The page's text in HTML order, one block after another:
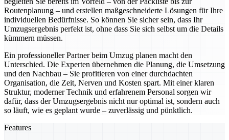
Routenplanung – und erstellen maßgeschneiderte Lösungen für Ihre
individuellen Bedürfnisse. So können Sie sicher sein, dass Ihr
Umzugsergebnis perfekt ist, ohne dass Sie sich selbst um die Details
kümmern müssen.
Ein professioneller Partner beim Umzug planen macht den
Unterschied. Die Experten übernehmen die Planung, die Umsetzung
und den Nachbau – Sie profitieren von einer durchdachten
Organisation, die Zeit, Nerven und Kosten spart. Mit einer klaren
Struktur, moderner Technik und erfahrenem Personal sorgen wir
dafür, dass der Umzugsergebnis nicht nur optimal ist, sondern auch
so läuft, wie es geplant wurde – zuverlässig und pünktlich.
Features